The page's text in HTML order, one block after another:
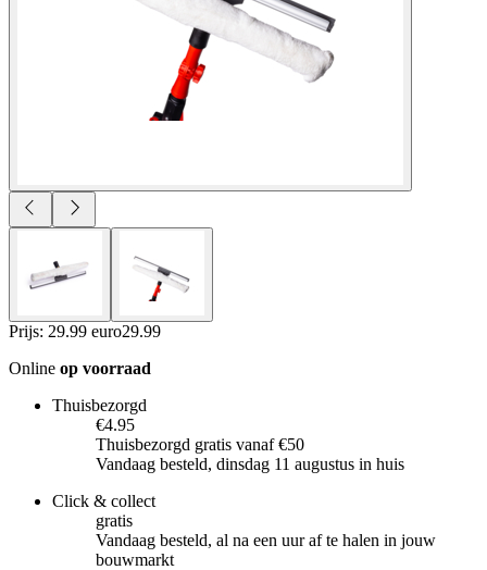
Prijs: 29.99 euro29.99
Online op voorraad
Thuisbezorgd
€4.95
Thuisbezorgd gratis vanaf €50
Vandaag besteld, dinsdag 11 augustus in huis
Click & collect
gratis
Vandaag besteld, al na een uur af te halen in jouw
bouwmarkt